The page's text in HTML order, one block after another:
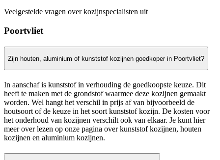
Veelgestelde vragen over kozijnspecialisten uit
Poortvliet
Zijn houten, aluminium of kunststof kozijnen goedkoper in Poortvliet?
In aanschaf is kunststof in verhouding de goedkoopste keuze. Dit
heeft te maken met de grondstof waarmee deze kozijnen gemaakt
worden. Wel hangt het verschil in prijs af van bijvoorbeeld de
houtsoort of de keuze in het soort kunststof kozijn. De kosten voor
het onderhoud van kozijnen verschilt ook van elkaar. Je kunt hier
meer over lezen op onze pagina over kunststof kozijnen, houten
kozijnen en aluminium kozijnen.